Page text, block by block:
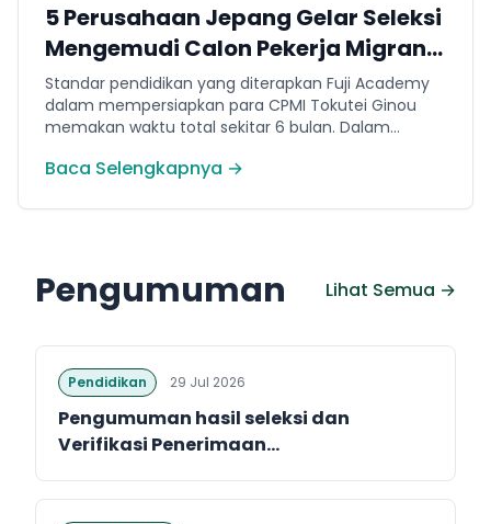
5 Perusahaan Jepang Gelar Seleksi
Mengemudi Calon Pekerja Migran
Jembrana
Standar pendidikan yang diterapkan Fuji Academy
dalam mempersiapkan para CPMI Tokutei Ginou
memakan waktu total sekitar 6 bulan. Dalam
menguasai sejumlah kompetensi. Seperti
(internal Fuji Academy). Sertifikasi resmi bahasa
Jepang.
Baca Selengkapnya →
Pengumuman Lihat Semua →
Pendidikan 29 Jul 2026
Pengumuman hasil seleksi dan
Verifikasi Penerimaan...